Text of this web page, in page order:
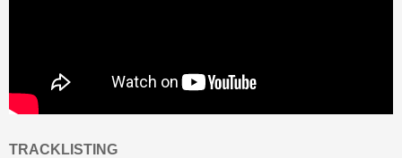
TRACKLISTING